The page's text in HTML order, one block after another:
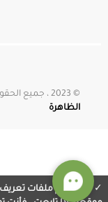
نستخدم ملفات تعريف
© 2023 ، جميع الحقوق محفوظة بدعم من
الظاهرة